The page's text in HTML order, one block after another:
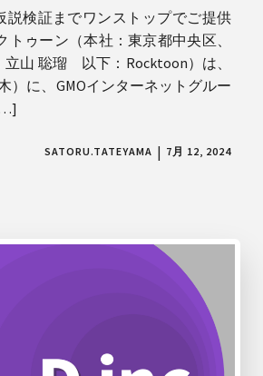
説検証までワンストップでご提供
トゥーン（本社：東京都中央区、
立山 聡瑠 以下：Rocktoon）は、
）に、GMOインターネットグルー
SATORU.TATEYAMA | 7月 12, 2024